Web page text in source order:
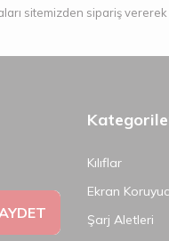
sitemizden sipariş
Kılıflar
Ekran
Şarj Aletleri